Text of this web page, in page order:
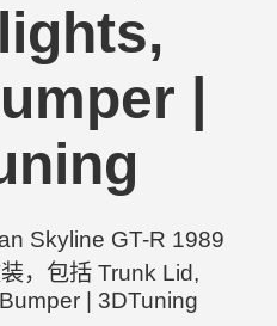
|
Skyline GT-R 1989
，包括 Trunk Lid,
| 3DTuning